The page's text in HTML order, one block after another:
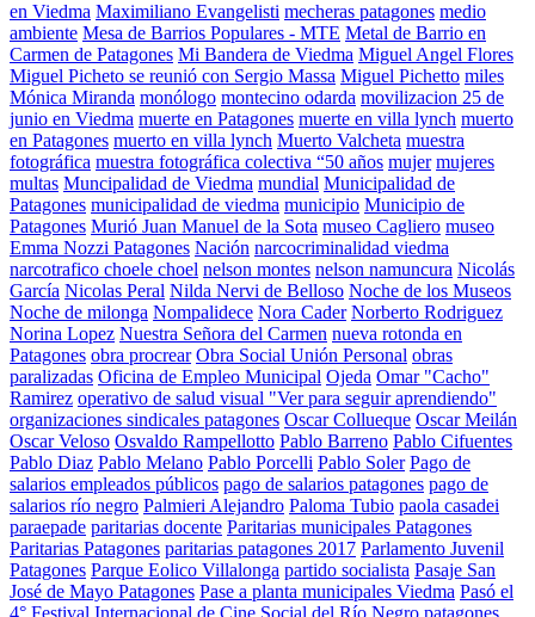
en Viedma Maximiliano Evangelisti mecheras patagones medio
ambiente Mesa de Barrios Populares - MTE Metal de Barrio en
Carmen de Patagones Mi Bandera de Viedma Miguel Angel Flores
Miguel Picheto se reunió con Sergio Massa Miguel Pichetto miles
Mónica Miranda monólogo montecino odarda movilizacion 25 de
junio en Viedma muerte en Patagones muerte en villa lynch muerto
en Patagones muerto en villa lynch Muerto Valcheta muestra
fotográfica muestra fotográfica colectiva “50 años mujer mujeres
multas Muncipalidad de Viedma mundial Municipalidad de
Patagones municipalidad de viedma municipio Municipio de
Patagones Murió Juan Manuel de la Sota museo Cagliero museo
Emma Nozzi Patagones Nación narcocriminalidad viedma
narcotrafico choele choel nelson montes nelson namuncura Nicolás
García Nicolas Peral Nilda Nervi de Belloso Noche de los Museos
Noche de milonga Nompalidece Nora Cader Norberto Rodriguez
Norina Lopez Nuestra Señora del Carmen nueva rotonda en
Patagones obra procrear Obra Social Unión Personal obras
paralizadas Oficina de Empleo Municipal Ojeda Omar "Cacho"
Ramirez operativo de salud visual "Ver para seguir aprendiendo"
organizaciones sindicales patagones Oscar Collueque Oscar Meilán
Oscar Veloso Osvaldo Rampellotto Pablo Barreno Pablo Cifuentes
Pablo Diaz Pablo Melano Pablo Porcelli Pablo Soler Pago de
salarios empleados públicos pago de salarios patagones pago de
salarios río negro Palmieri Alejandro Paloma Tubio paola casadei
paraepade paritarias docente Paritarias municipales Patagones
Paritarias Patagones paritarias patagones 2017 Parlamento Juvenil
Patagones Parque Eolico Villalonga partido socialista Pasaje San
José de Mayo Patagones Pase a planta municipales Viedma Pasó el
4° Festival Internacional de Cine Social del Río Negro patagones